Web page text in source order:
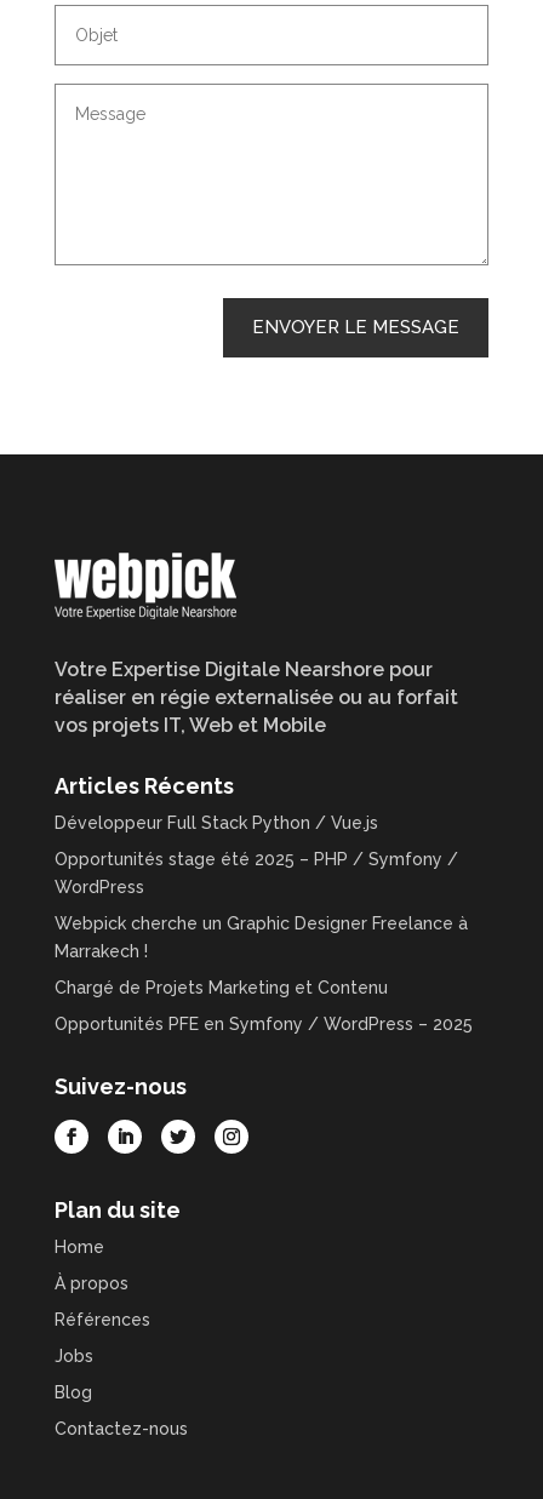
ENVOYER LE MESSAGE
Votre Expertise Digitale Nearshore pour
réaliser en régie externalisée ou au forfait
vos projets IT, Web et Mobile
Articles Récents
Développeur Full Stack Python / Vue.js
Opportunités stage été 2025 – PHP / Symfony /
WordPress
Webpick cherche un Graphic Designer Freelance à
Marrakech !
Chargé de Projets Marketing et Contenu
Opportunités PFE en Symfony / WordPress – 2025
Suivez-nous
Plan du site
Home
À propos
Références
Jobs
Blog
Contactez-nous